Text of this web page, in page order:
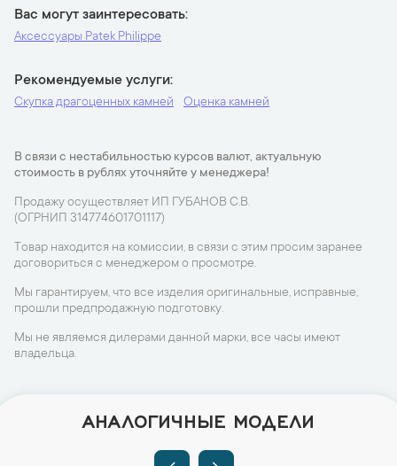
Вас могут заинтересовать
Аксессуары Patek Philippe
Рекомендуемые услуги
Скупка драгоценных камней Оценка камней
В связи с нестабильностью курсов валют, актуальную
стоимость в рублях уточняйте у менеджера!
Продажу осуществляет ИП ГУБАНОВ С.В.
(ОГРНИП 314774601701117)
Товар находится на комиссии, в связи с этим просим заранее
договориться с менеджером о просмотре.
Мы гарантируем, что все изделия оригинальные, исправные,
прошли предпродажную подготовку.
Мы не являемся дилерами данной марки, все часы имеют
владельца.
АНАЛОГИЧНЫЕ МОДЕЛИ